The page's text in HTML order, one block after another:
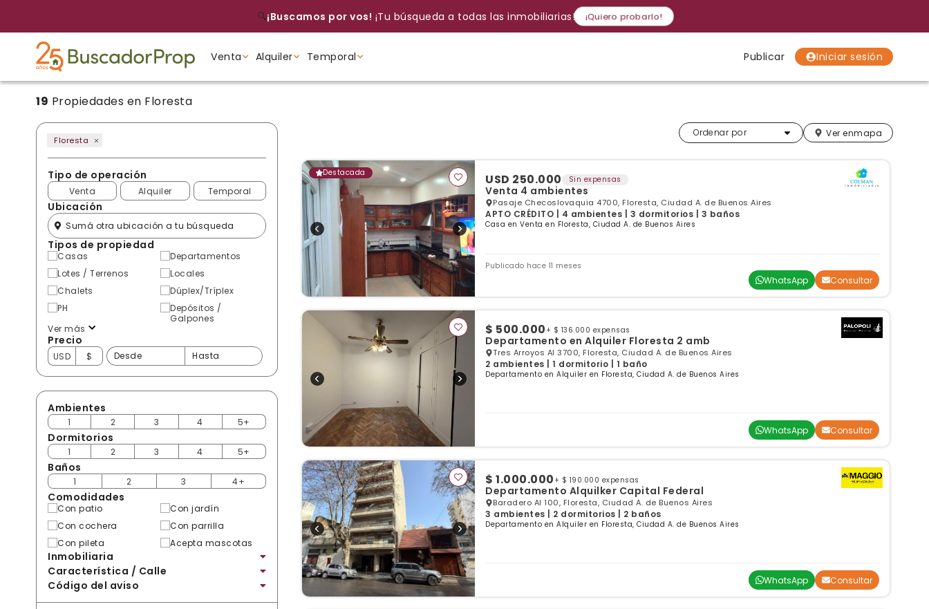
🔍¡Buscamos por vos! ¡Tu búsqueda a todas las inmobiliarias! ¡Quiero probarlo!
Venta
Tipo de propiedad
Alquiler
Tipo de propiedad
Temporal
Tipo de propiedad
Publicar Iniciar sesión
Cancelar Si, eliminar
Gracias
19 Propiedades en Floresta
Floresta
Tipo de operación
Venta Alquiler Temporal
Ubicación
Tipos de propiedad
Casas
Departamentos
Lotes / Terrenos
Locales
Chalets
Dúplex/Tríplex
PH
Depósitos /
Galpones
Ver más
Precio
USD $
Ambientes
1 2 3 4 5+
Dormitorios
1 2 3 4 5+
Baños
1 2 3 4+
Comodidades
Con patio
Con jardín
Con cochera
Con parrilla
Con pileta
Acepta mascotas
Inmobiliaria
Característica / Calle
Código del aviso
Ordenar por
Más relevantes Ver enmapa
Destacada USD 250.000 Sin expensas
Venta 4 ambientes
Pasaje Checoslovaquia 4700, Floresta, Ciudad A. de Buenos Aires
APTO CRÉDITO | 4 ambientes | 3 dormitorios | 3 baños
Casa en Venta en Floresta, Ciudad A. de Buenos Aires
Publicado hace 11 meses
WhatsApp Consultar
$ 500.000 + $ 136.000 expensas
Departamento en Alquiler Floresta 2 amb
Tres Arroyos Al 3700, Floresta, Ciudad A. de Buenos Aires
2 ambientes | 1 dormitorio | 1 baño
Departamento en Alquiler en Floresta, Ciudad A. de Buenos Aires
WhatsApp Consultar
$ 1.000.000 + $ 190.000 expensas
Departamento Alquilker Capital Federal
Baradero Al 100, Floresta, Ciudad A. de Buenos Aires
3 ambientes | 2 dormitorios | 2 baños
Departamento en Alquiler en Floresta, Ciudad A. de Buenos Aires
WhatsApp Consultar